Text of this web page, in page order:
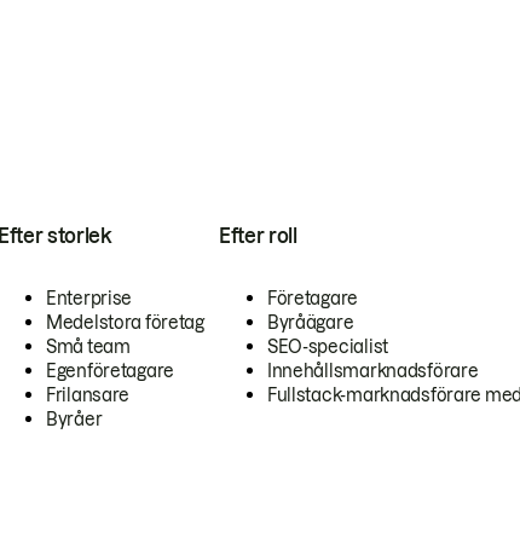
Efter storlek
Enterprise
Medelstora företag
Små team
Egenföretagare
Frilansare
Byråer
Efter roll
Företagare
Byråägare
SEO-specialist
Innehållsmarknadsförare
Fullstack-marknadsförare